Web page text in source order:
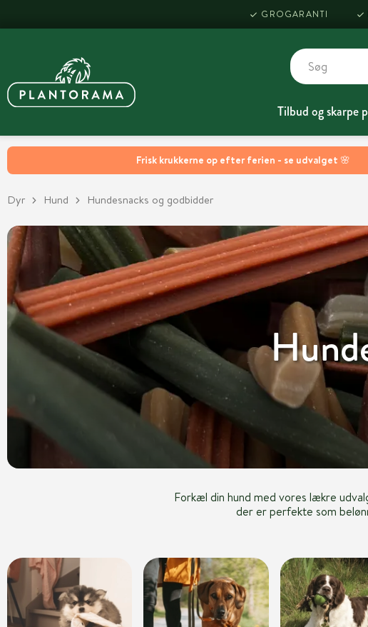
Frisk krukkerne op efter ferien - se udvalget 🌸
GROGARANTI
Tilbud og skarpe
Dyr Hund Hundesnacks og godbidder
Forkæl din hund med vores lækre
der er perfekte som